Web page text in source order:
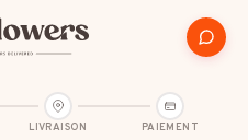
LIVRAISON PAIEMENT